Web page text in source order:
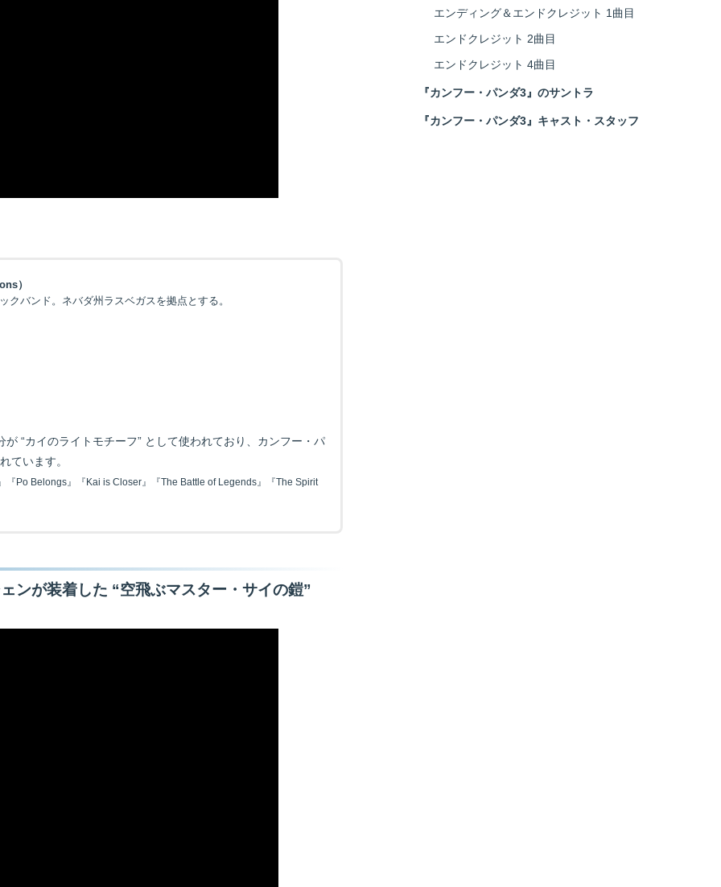
）
クバンド。ネバダ州ラスベガスを拠点とする。
“カイのライトモチーフ” として使われており、カンフー・パ
ています。
Po Belongs』『Kai is Closer』『The Battle of Legends』『The Spirit
ンが装着した “空飛ぶマスター・サイの鎧”
エンディング＆エンドクレジット 1曲目
エンドクレジット 2曲目
エンドクレジット 4曲目
『カンフー・パンダ3』のサントラ
『カンフー・パンダ3』キャスト・スタッフ